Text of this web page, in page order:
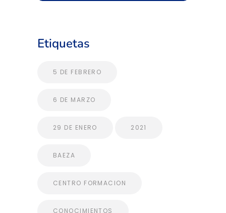
Etiquetas
5 DE FEBRERO
6 DE MARZO
29 DE ENERO 2021
BAEZA
CENTRO FORMACION
CONOCIMIENTOS